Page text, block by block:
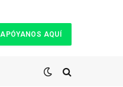
APÓYANOS AQUÍ